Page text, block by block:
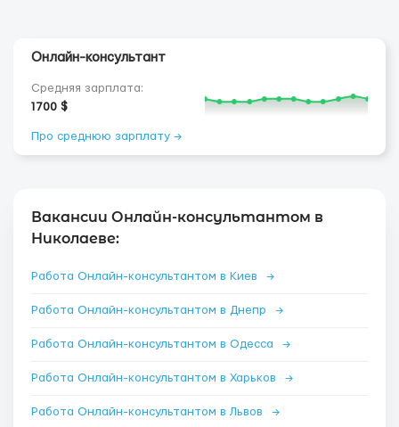
Онлайн-консультант
Средняя зарплата:
1700 $
Про среднюю зарплату →
Вакансии Онлайн-консультантом в
Николаеве:
Работа Онлайн-консультантом в Киев →
Работа Онлайн-консультантом в Днепр →
Работа Онлайн-консультантом в Одесса →
Работа Онлайн-консультантом в Харьков →
Работа Онлайн-консультантом в Львов →